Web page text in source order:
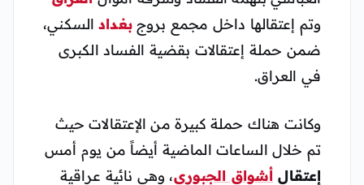
وتم إعتقالها داخل مجمع بروجبغدادالسكني،
ضمن حملة إعتقالات بقضية الفساد الكبرى
في العراق.
وكانت هناك حملة كبيرة من الإعتقالات حيث
تم خلال الساعات الماضية أيضاً من يوم أمس
إعتقال أشواق الجبوري، وهي نائية عراقية